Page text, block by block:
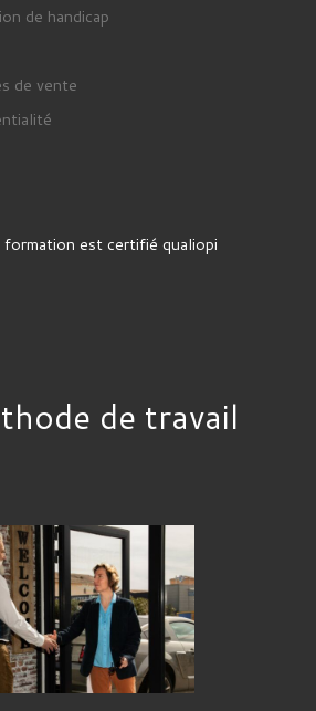
de handicap
de vente
formation est certifié qualiopi
de travail